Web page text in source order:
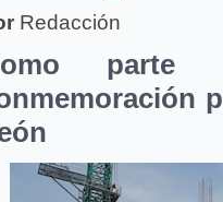
Redacción